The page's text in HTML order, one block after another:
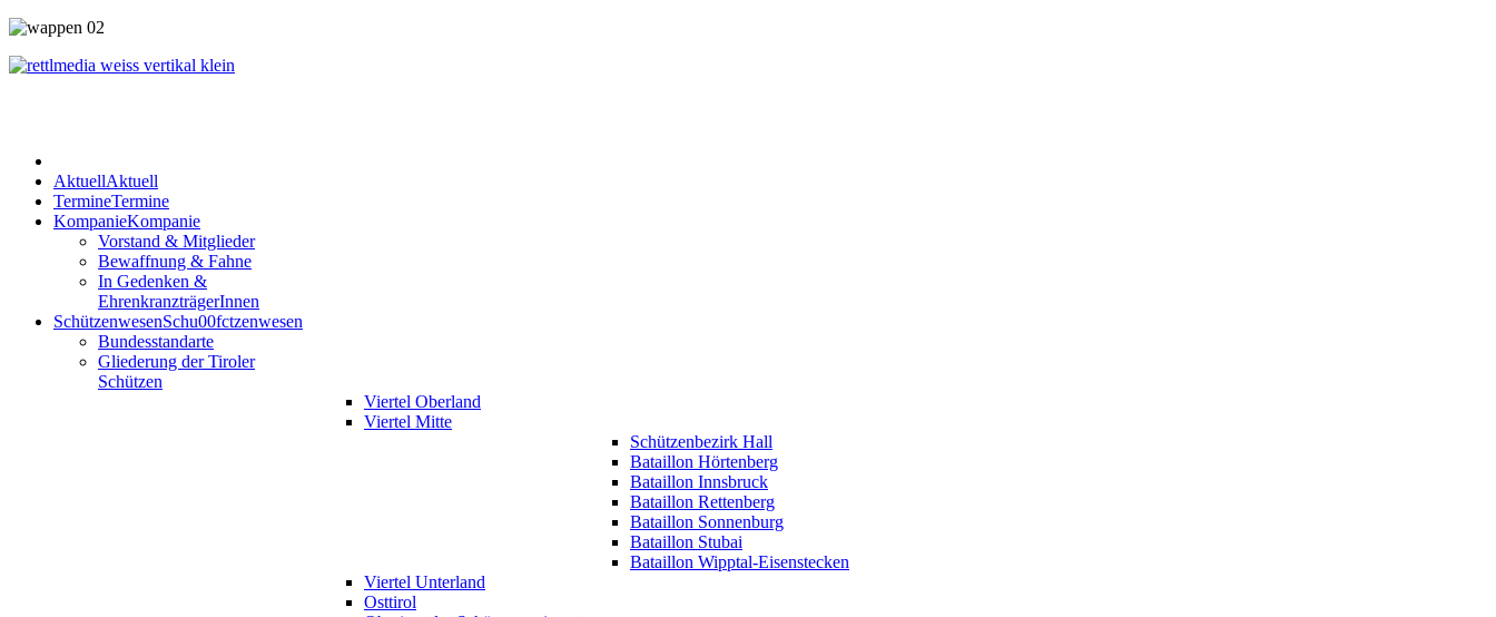
AktuellAktuell
TermineTermine
KompanieKompanie
Vorstand & Mitglieder
Bewaffnung & Fahne
In Gedenken &
EhrenkranzträgerInnen
SchützenwesenSchu00fctzenwesen
Bundesstandarte
Gliederung der Tiroler
Schützen
Viertel Oberland
Viertel Mitte
Schützenbezirk Hall
Bataillon Hörtenberg
Bataillon Innsbruck
Bataillon Rettenberg
Bataillon Sonnenburg
Bataillon Stubai
Bataillon Wipptal-Eisenstecken
Viertel Unterland
Osttirol